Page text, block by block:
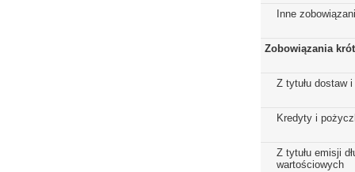
Inne
Zobowiązania
Z tytułu dostaw i
Kredyty i
Z tytułu emisji
wartościowych